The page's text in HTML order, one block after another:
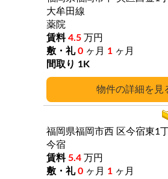
詳細
大牟田線
薬院
4.5 万円
0 ヶ月 1 ヶ月
1K
福岡県福岡市西 区今宿東1
今宿
5.4 万円
0 ヶ月 1 ヶ月